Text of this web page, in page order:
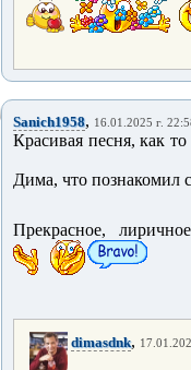
Sanich1958, 16.01.2025 г.
Красивая песня, как
Дима, что познакомил
Прекрасное,
dimasdnk,